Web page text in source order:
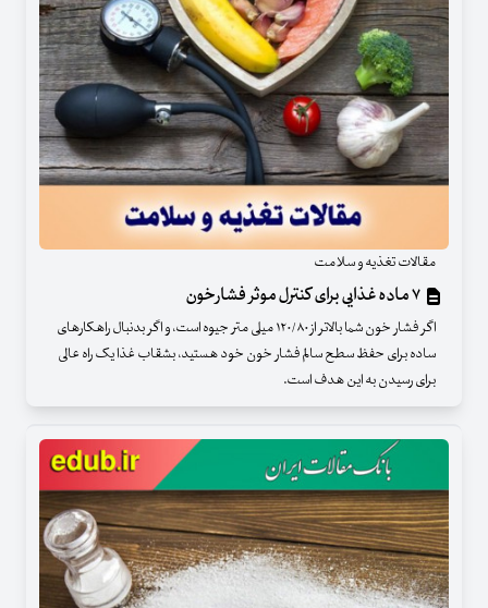
مقالات تغذیه و سلامت
اگر فشار خون شما بالاتر از ۱۲۰/۸۰ میلی متر جیوه است، و اگر بدنبال راهکارهای
ساده برای حفظ سطح سالم فشار خون خود هستید، بشقاب غذا یک راه عالی
برای رسیدن به این هدف است.